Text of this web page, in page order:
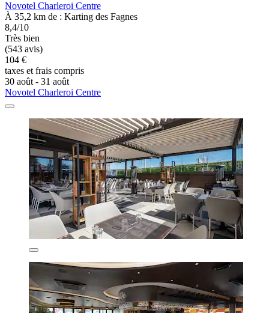
Novotel Charleroi Centre
À 35,2 km de : Karting des Fagnes
8,4/10
Très bien
(543 avis)
104 €
taxes et frais compris
30 août - 31 août
Novotel Charleroi Centre